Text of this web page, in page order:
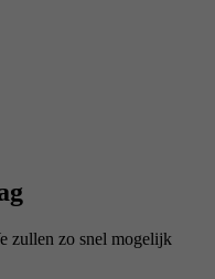
zullen zo snel mogelijk